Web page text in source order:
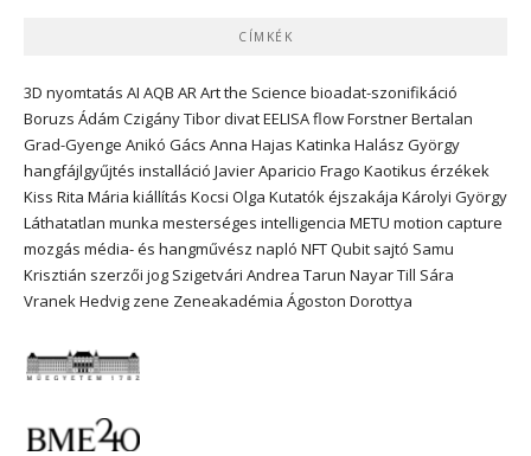
CÍMKÉK
3D nyomtatás AI AQB ARArt the Science bioadat-szonifikáció
Boruzs Ádám Czigány TibordivatEELISAflowForstner Bertalan
Grad-Gyenge Anikó Gács Anna Hajas Katinka Halász György
hangfájlgyűjtés installáció Javier Aparicio Frago Kaotikus érzékek
Kiss Rita Mária kiállítás Kocsi Olga Kutatók éjszakája Károlyi György
Láthatatlan munka mesterséges intelligencia METU motion capture
mozgás média- és hangművész napló NFTQubit sajtó Samu
Krisztián szerzői jog Szigetvári Andrea Tarun NayarTill Sára
Vranek Hedvig zene Zeneakadémia Ágoston Dorottya